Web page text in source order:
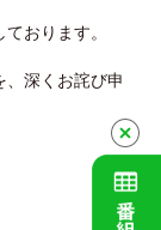
おります。
深くお詫び申